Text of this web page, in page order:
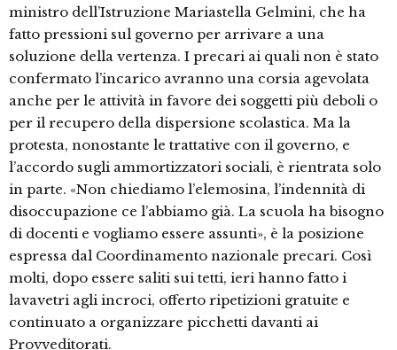
ministro dell’Istruzione Mariastella Gelmini, che ha
fatto pressioni sul governo per arrivare a una
soluzione della vertenza. I precari ai quali non è stato
confermato l’incarico avranno una corsia agevolata
anche per le attività in favore dei soggetti più deboli o
per il recupero della dispersione scolastica. Ma la
protesta, nonostante le trattative con il governo, e
l’accordo sugli ammortizzatori sociali, è rientrata solo
in parte. «Non chiediamo l’elemosina, l’indennità di
disoccupazione ce l’abbiamo già. La scuola ha bisogno
di docenti e vogliamo essere assunti», è la posizione
espressa dal Coordinamento nazionale precari. Così
molti, dopo essere saliti sui tetti, ieri hanno fatto i
lavavetri agli incroci, offerto ripetizioni gratuite e
continuato a organizzare picchetti davanti ai
Provveditorati.